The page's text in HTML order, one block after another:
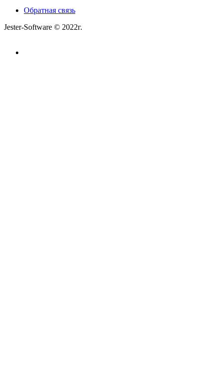
Обратная связь
Jester-Software © 2022г.